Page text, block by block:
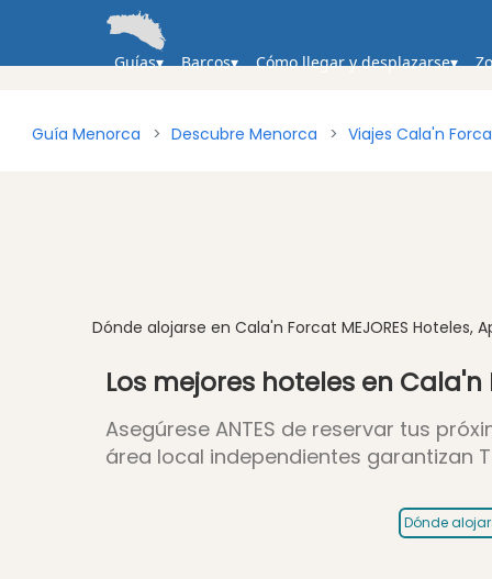
Guía Menorca Descubre Menorca Viajes Cala'n
Dónde alojarse en Cala'n Forcat MEJORES Hoteles,
Los mejores hoteles en
Asegúrese ANTES de reservar tus
área local independientes garantizan
Dónde
Guías Barcos Cómo llegar y desplazarse